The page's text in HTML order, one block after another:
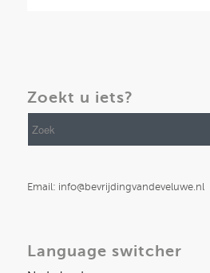
Zoekt u iets?
Email: info@bevrijdingvandeveluwe.nl
Language switcher